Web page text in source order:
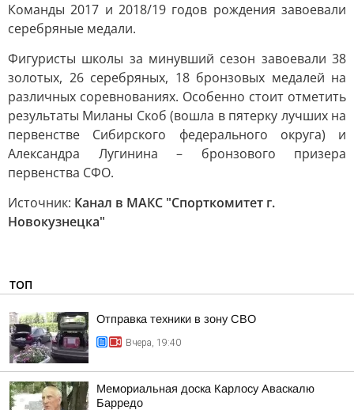
Команды 2017 и 2018/19 годов рождения завоевали
серебряные медали.
Фигуристы школы за минувший сезон завоевали 38
золотых, 26 серебряных, 18 бронзовых медалей на
различных соревнованиях. Особенно стоит отметить
результаты Миланы Скоб (вошла в пятерку лучших на
первенстве Сибирского федерального округа) и
Александра Лугинина – бронзового призера
первенства СФО.
Источник: Канал в МАКС "Спорткомитет г.
Новокузнецка"
ТОП
Отправка техники в зону СВО
Вчера, 19:40
Мемориальная доска Карлосу Аваскалю
Барредо